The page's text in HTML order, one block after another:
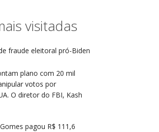
visitadas
fraude eleitoral pró-Biden
plano com 20 mil
votos por
O diretor do FBI, Kash
pagou R$ 111,6